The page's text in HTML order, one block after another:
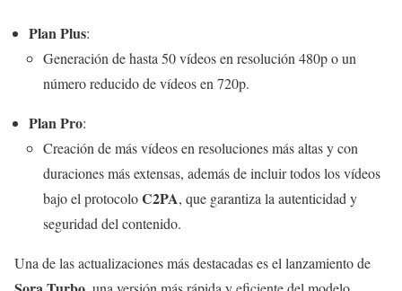
Plan Plus:
Generación de hasta 50 vídeos en resolución 480p o un
número reducido de vídeos en 720p.
Plan Pro:
Creación de más vídeos en resoluciones más altas y con
duraciones más extensas, además de incluir todos los vídeos
bajo el protocoloC2PA, que garantiza la autenticidad y
seguridad del contenido.
Una de las actualizaciones más destacadas es el lanzamiento de